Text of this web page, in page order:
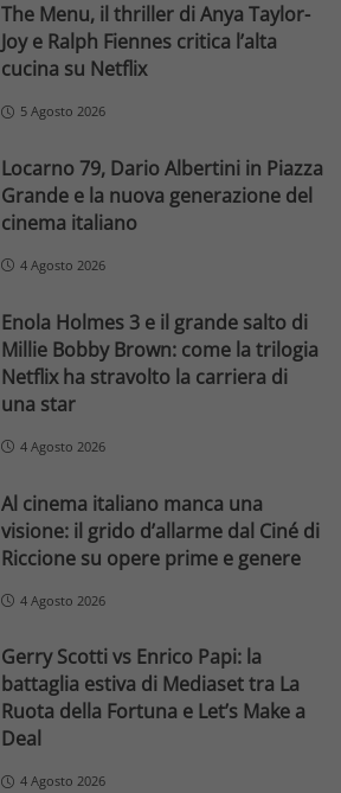
The Menu, il thriller di Anya Taylor-
Joy e Ralph Fiennes critica l’alta
cucina su Netflix
5 Agosto 2026
Locarno 79, Dario Albertini in Piazza
Grande e la nuova generazione del
cinema italiano
4 Agosto 2026
Enola Holmes 3 e il grande salto di
Millie Bobby Brown: come la trilogia
Netflix ha stravolto la carriera di
una star
4 Agosto 2026
Al cinema italiano manca una
visione: il grido d’allarme dal Ciné di
Riccione su opere prime e genere
4 Agosto 2026
Gerry Scotti vs Enrico Papi: la
battaglia estiva di Mediaset tra La
Ruota della Fortuna e Let’s Make a
Deal
4 Agosto 2026